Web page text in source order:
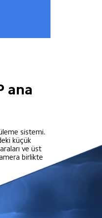
ana
sistemi.
küçük
ve üst
birlikte